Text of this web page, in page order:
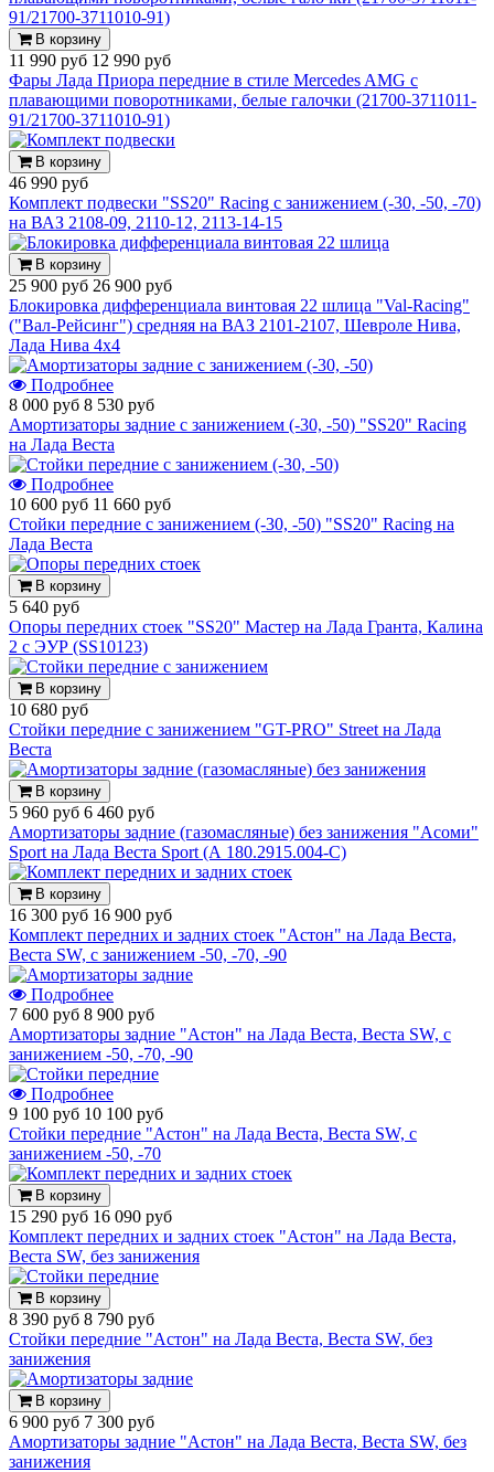
В корзину
11 990 руб 12 990 руб
Фары Лада Приора передние в стиле Mercedes AMG с
плавающими поворотниками, белые галочки (21700-3711011-
91/21700-3711010-91)
В корзину
46 990 руб
Комплект подвески "SS20" Racing с занижением (-30, -50, -70)
на ВАЗ 2108-09, 2110-12, 2113-14-15
В корзину
25 900 руб 26 900 руб
Блокировка дифференциала винтовая 22 шлица "Val-Racing"
("Вал-Рейсинг") средняя на ВАЗ 2101-2107, Шевроле Нива,
Лада Нива 4х4
Подробнее
8 000 руб 8 530 руб
Амортизаторы задние с занижением (-30, -50) "SS20" Racing
на Лада Веста
Подробнее
10 600 руб 11 660 руб
Стойки передние с занижением (-30, -50) "SS20" Racing на
Лада Веста
В корзину
5 640 руб
Опоры передних стоек "SS20" Мастер на Лада Гранта, Калина
2 с ЭУР (SS10123)
В корзину
10 680 руб
Стойки передние с занижением "GT-PRO" Street на Лада
Веста
В корзину
5 960 руб 6 460 руб
Амортизаторы задние (газомасляные) без занижения "Асоми"
Sport на Лада Веста Sport (А 180.2915.004-С)
В корзину
16 300 руб 16 900 руб
Комплект передних и задних стоек "Астон" на Лада Веста,
Веста SW, с занижением -50, -70, -90
Подробнее
7 600 руб 8 900 руб
Амортизаторы задние "Астон" на Лада Веста, Веста SW, с
занижением -50, -70, -90
Подробнее
9 100 руб 10 100 руб
Стойки передние "Астон" на Лада Веста, Веста SW, с
занижением -50, -70
В корзину
15 290 руб 16 090 руб
Комплект передних и задних стоек "Астон" на Лада Веста,
Веста SW, без занижения
В корзину
8 390 руб 8 790 руб
Стойки передние "Астон" на Лада Веста, Веста SW, без
занижения
В корзину
6 900 руб 7 300 руб
Амортизаторы задние "Астон" на Лада Веста, Веста SW, без
занижения